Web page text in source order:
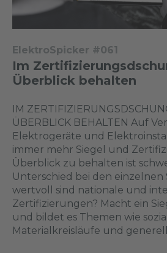
ElektroSpicker #061
Im
Überblick behalten
IM
ÜBERBLICK BEHALTEN Auf
Elektrogeräte und
immer mehr Siegel und
Überblick zu behalten ist
Unterschied bei den einzelnen
wertvoll sind nationale und
Zertifizierungen? Macht ein
und bildet es Themen wie
Materialkreisläufe und